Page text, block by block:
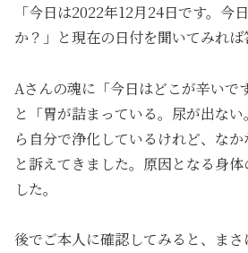
「今日は2022年12月24日です。今
か？」と現在の日付を聞いてみれば
Aさんの魂に「今日はどこが辛いで
と「胃が詰まっている。尿が出な
ら自分で浄化しているけれど、なか
と訴えてきました。原因となる身
した。
後でご本人に確認してみると、まさ